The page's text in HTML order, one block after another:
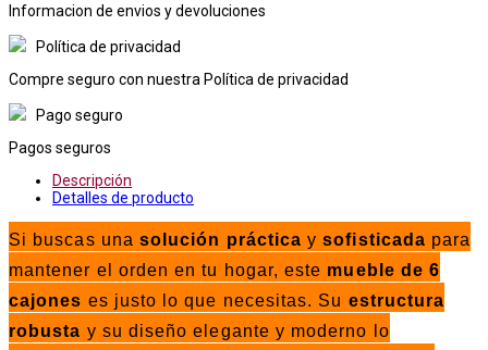
Informacion de envios y devoluciones
Política de privacidad
Compre seguro con nuestra Política de privacidad
Pago seguro
Pagos seguros
Descripción
Detalles de producto
Si buscas una solución práctica ysofisticada para
mantener el orden en tu hogar, este mueble de 6
cajones es justo lo que necesitas. Su estructura
robusta y su diseño elegante y moderno lo